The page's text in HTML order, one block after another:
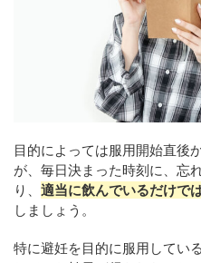
目的によっては服用開始直後
が、毎日決まった時刻に、忘
り、 適当に飲んでいるだけで
しましょう。
特に避妊を目的に服用してい